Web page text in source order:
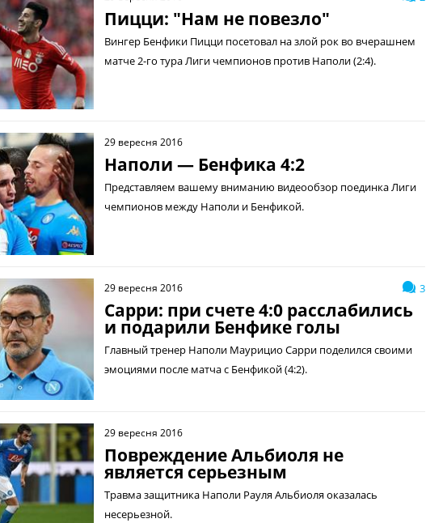
Пицци: "Нам не повезло"
Вингер Бенфики Пицци посетовал на злой рок во вчерашнем
матче 2-го тура Лиги чемпионов против Наполи (2:4).
29 вересня 2016
Наполи — Бенфика 4:2
Представляем вашему вниманию видеообзор поединка Лиги
чемпионов между Наполи и Бенфикой.
3
29 вересня 2016
Сарри: при счете 4:0 расслабились
и подарили Бенфике голы
Главный тренер Наполи Маурицио Сарри поделился своими
эмоциями после матча с Бенфикой (4:2).
29 вересня 2016
Повреждение Альбиоля не
является серьезным
Травма защитника Наполи Рауля Альбиоля оказалась
несерьезной.
02 жовтня 2025
Вільярреал — Ювентус 2:2
Відео голів та огляд матчу